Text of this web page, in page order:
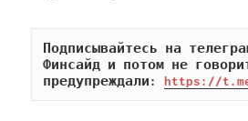
Подписывайтесь на
Финсайд и потом не
предупреждали: https://